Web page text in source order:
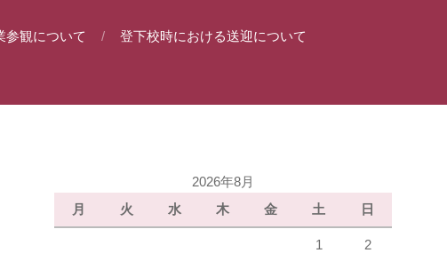
参観について 登下校時における送迎について
2026年8月
月
火 水 木 金 土 日
1 2